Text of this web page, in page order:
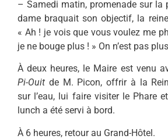
– Samedi matin, promenade sur la
dame braquait son objectif, la
« Ah ! je vois que vous voulez me
je ne bouge plus ! » On n’est pas
À deux heures, le Maire est venu
Pi-Ouit de M. Picon, offrir à la
sur l’eau, lui faire visiter le Phare
lunch a été servi à bord.
À 6 heures, retour au Grand-Hôtel.